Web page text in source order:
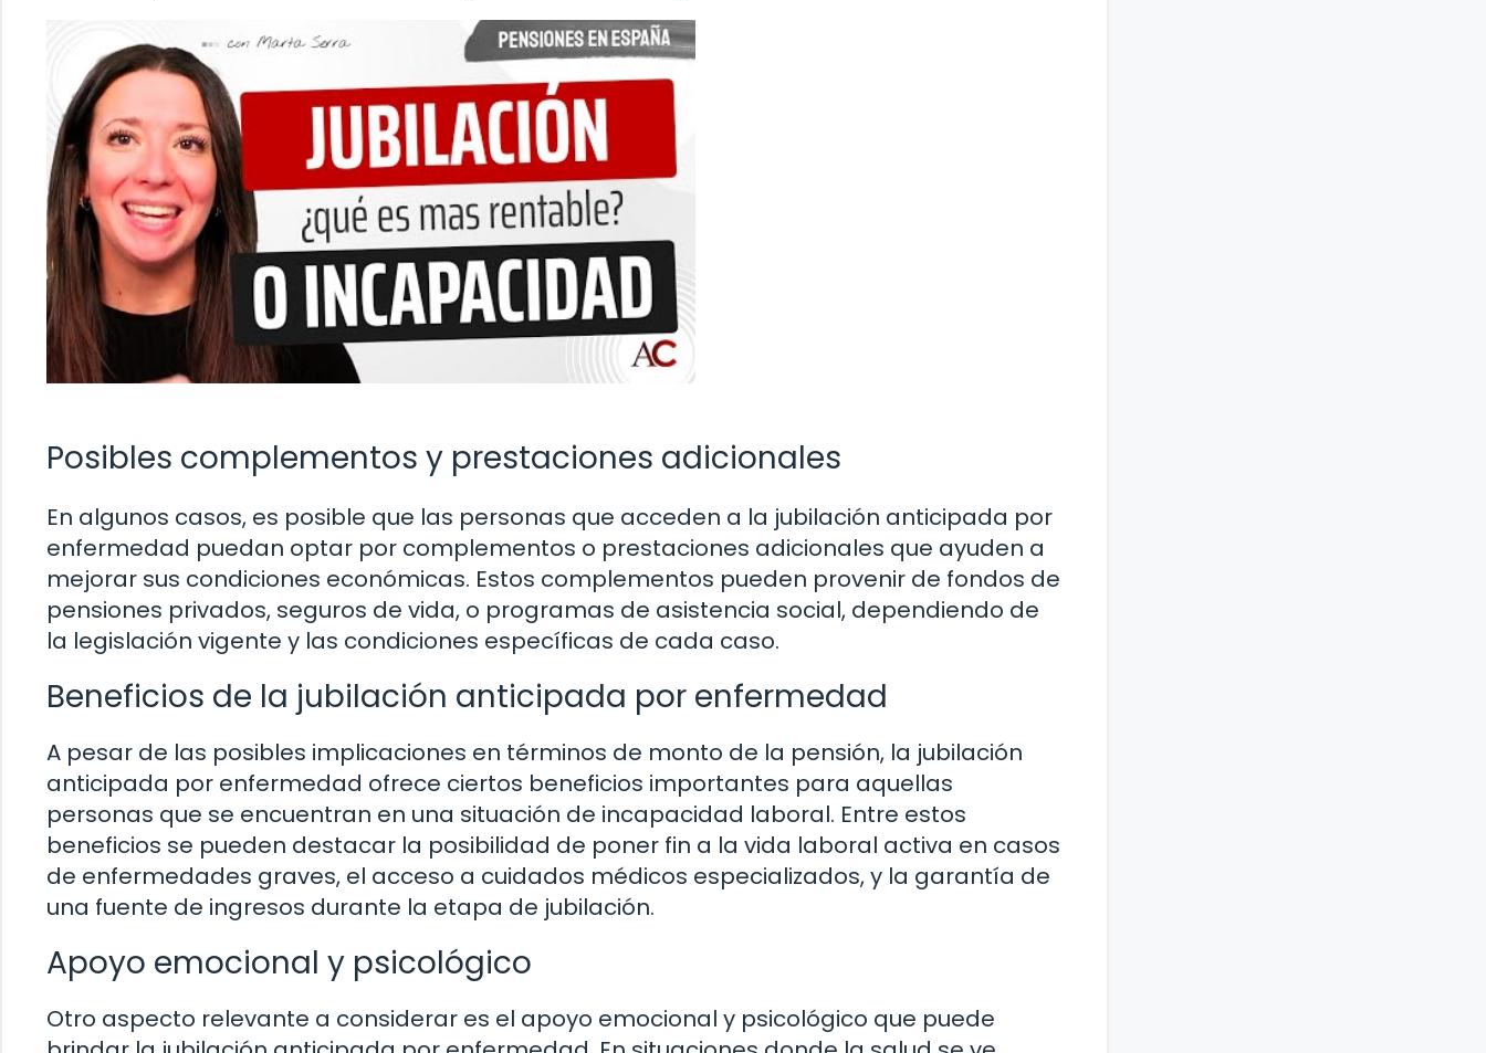
Posibles complementos y prestaciones adicionales
En algunos casos, es posible que las personas que acceden a la jubilación anticipada por
enfermedad puedan optar por complementos o prestaciones adicionales que ayuden a
mejorar sus condiciones económicas. Estos complementos pueden provenir de fondos de
pensiones privados, seguros de vida, o programas de asistencia social, dependiendo de
la legislación vigente y las condiciones específicas de cada caso.
Beneficios de la jubilación anticipada por enfermedad
A pesar de las posibles implicaciones en términos de monto de la pensión, la jubilación
anticipada por enfermedad ofrece ciertos beneficios importantes para aquellas
personas que se encuentran en una situación de incapacidad laboral. Entre estos
beneficios se pueden destacar la posibilidad de poner fin a la vida laboral activa en casos
de enfermedades graves, el acceso a cuidados médicos especializados, y la garantía de
una fuente de ingresos durante la etapa de jubilación.
Apoyo emocional y psicológico
Otro aspecto relevante a considerar es el apoyo emocional y psicológico que puede